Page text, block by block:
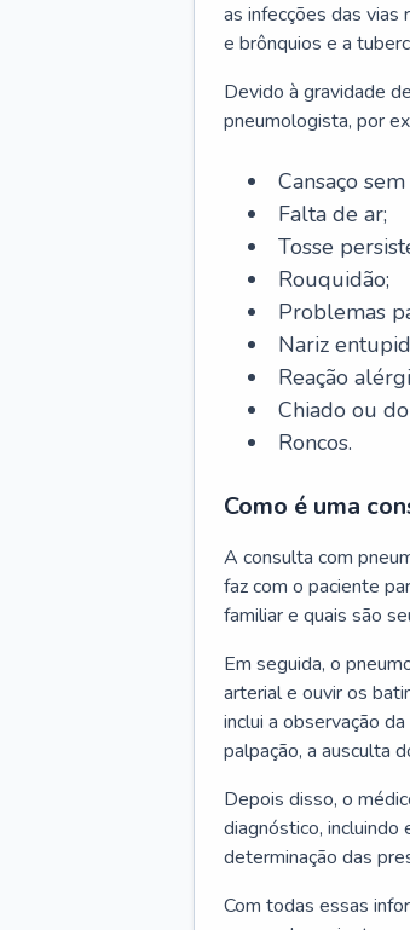
as infecções das vias
e brônquios e a
Devido à gravidade
pneumologista, por
Cansaço
Falta de ar;
Tosse
Rouquidão;
Problemas
Nariz
Reação
Chiado ou
Roncos.
Como é uma
A consulta com
faz com o paciente
familiar e quais são
Em seguida, o
arterial e ouvir os
inclui a observação
palpação, a ausculta
Depois disso, o
diagnóstico, incluindo
determinação das
Com todas essas